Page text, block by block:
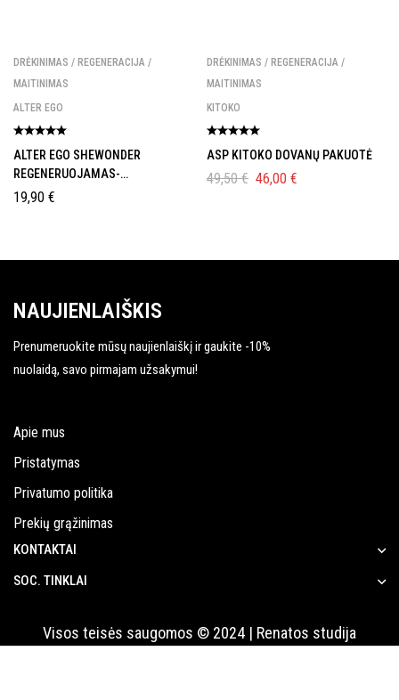
DRĖKINIMAS / REGENERACIJA /
MAITINIMAS
ALTER EGO
ALTER EGO SHEWONDER
REGENERUOJAMAS-
DRĖKINAMASIS PLAUKŲ
19,90 €
DRĖKINIMAS / REGENERACIJA /
MAITINIMAS
KITOKO
ASP KITOKO DOVANŲ PAKUOTĖ
49,50€ 46,00 €
NAUJIENLAIŠKIS
Prenumeruokite mūsų naujienlaiškį ir gaukite -10%
nuolaidą, savo pirmajam užsakymui!
Apie mus
Pristatymas
Privatumo politika
Prekių grąžinimas
KONTAKTAI
SOC. TINKLAI
Visos teisės saugomos © 2024 | Renatos studija